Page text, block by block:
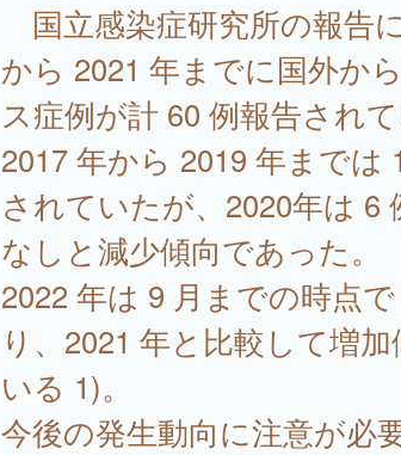
国立感染症研究所の報告
から 2021 年までに国外か
ス症例が計 60 例報告されて
2017 年から 2019 年までは
されていたが、2020年は 6
なしと減少傾向であった。
2022 年は 9 月までの時点
り、2021 年と比較して増
いる 1)。
今後の発生動向に注意が必